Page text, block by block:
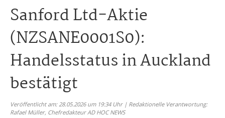
Sanford Ltd-Aktie
(NZSANE0001S0):
Handelsstatus in Auckland
bestätigt
Veröffentlicht am: 28.05.2026 um 19:34 Uhr | Redaktionelle Verantwortung:
Rafael Müller, Chefredakteur AD HOC NEWS